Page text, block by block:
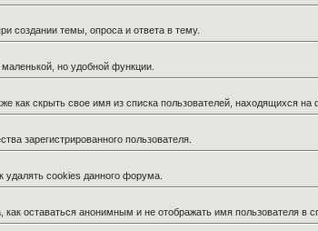
создании темы, опроса и ответа в тему.
но удобной функции.
как скрыть свое имя из списка пользователей, находящихся на
зарегистрированного пользователя.
удалять cookies данного форума.
оставаться анонимным и не отображать имя пользователя в